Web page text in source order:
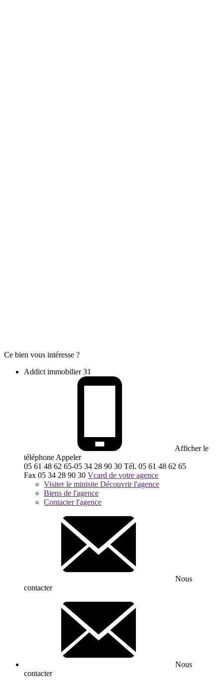
Ce bien vous intéresse ?
Addict immobilier 31
Afficher le
téléphone Appeler
05 61 48 62 65-05 34 28 90 30 Tél. 05 61 48 62 65
Fax 05 34 28 90 30 Vcard de votre agence
Visiter le minisite Découvrir l'agence
Biens de l'agence
Contacter l'agence
Nous
contacter
Nous
contacter